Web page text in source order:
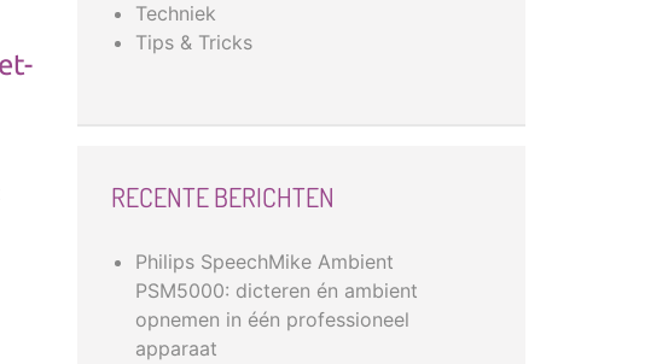
Techniek
Tips & Tricks
RECENTE BERICHTEN
Philips SpeechMike Ambient
PSM5000: dicteren én ambient
opnemen in één professioneel
apparaat